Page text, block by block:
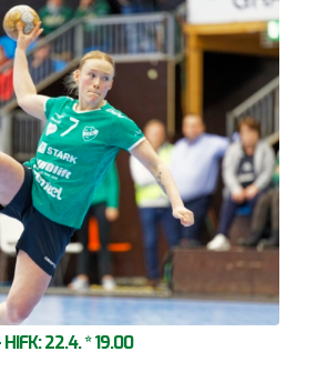
22.4. * 19.00